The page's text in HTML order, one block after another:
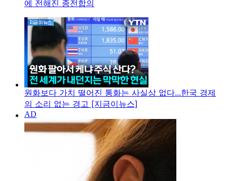
에 전해진 종전합의
원화보다 가치 떨어진 통화는 사실상 없다...한국 경제
의 소리 없는 경고 [지금이뉴스]